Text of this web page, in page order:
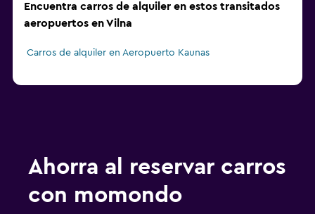
Encuentra carros de alquiler en estos transitados
aeropuertos en Vilna
Carros de alquiler en Aeropuerto Kaunas
Ahorra al reservar carros
con momondo